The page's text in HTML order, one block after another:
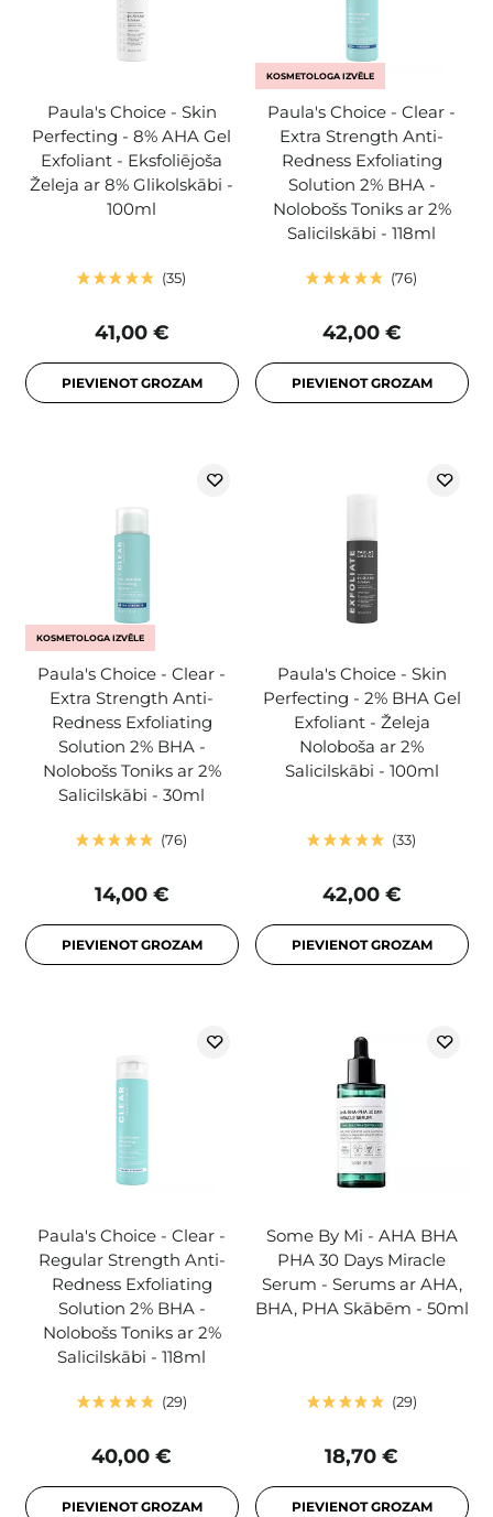
Paula's Choice - Skin
Perfecting - 8% AHA Gel
Exfoliant - Eksfoliējoša
Želeja ar 8% Glikolskābi -
100ml
35
41,00 €
PIEVIENOT GROZAM
KOSMETOLOGA IZVĒLE
Paula's Choice - Clear -
Extra Strength Anti-
Redness Exfoliating
Solution 2% BHA -
Nolobošs Toniks ar 2%
Salicilskābi - 118ml
76
42,00 €
PIEVIENOT GROZAM
KOSMETOLOGA IZVĒLE
Paula's Choice - Clear -
Extra Strength Anti-
Redness Exfoliating
Solution 2% BHA -
Nolobošs Toniks ar 2%
Salicilskābi - 30ml
76
14,00 €
PIEVIENOT GROZAM
Paula's Choice - Skin
Perfecting - 2% BHA Gel
Exfoliant - Želeja
Noloboša ar 2%
Salicilskābi - 100ml
33
42,00 €
PIEVIENOT GROZAM
Paula's Choice - Clear -
Regular Strength Anti-
Redness Exfoliating
Solution 2% BHA -
Nolobošs Toniks ar 2%
Salicilskābi - 118ml
29
40,00 €
PIEVIENOT GROZAM
Some By Mi - AHA BHA
PHA 30 Days Miracle
Serum - Serums ar AHA,
BHA, PHA Skābēm - 50ml
29
18,70 €
PIEVIENOT GROZAM